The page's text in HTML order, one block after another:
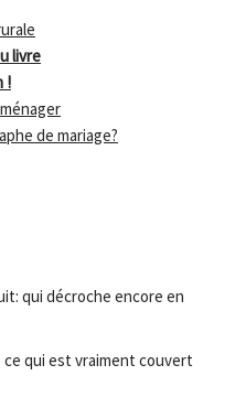
livre
!
de mariage?
qui décroche encore en
qui est vraiment couvert